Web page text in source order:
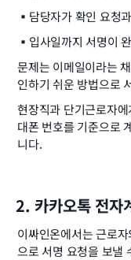
▪️ 담당자가 확인 요청
▪️ 입사일까지 서명이
문제는 이메일이라는
인하기 쉬운 방법으로
현장직과 단기근로자
대폰 번호를 기준으로
니다.
2. 카카오톡 전자
이싸인온에서는 근로
으로 서명 요청을 보낼